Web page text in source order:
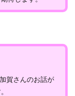
賀さんのお話が